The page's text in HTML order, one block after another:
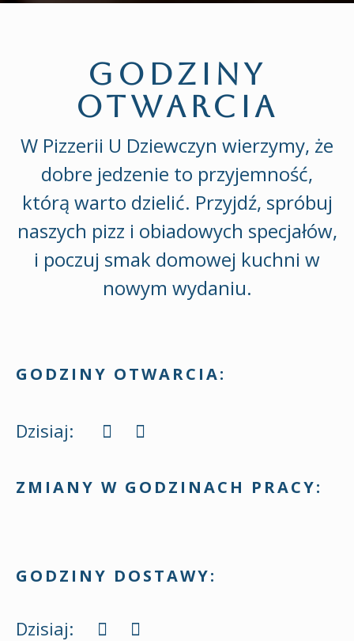
GODZINY
OTWARCIA
W Pizzerii U Dziewczyn wierzymy, że
dobre jedzenie to przyjemność,
którą warto dzielić. Przyjdź, spróbuj
naszych pizz i obiadowych specjałów,
i poczuj smak domowej kuchni w
nowym wydaniu.
GODZINY OTWARCIA:
Dzisiaj:
ZMIANY W GODZINACH PRACY:
GODZINY DOSTAWY:
Dzisiaj: